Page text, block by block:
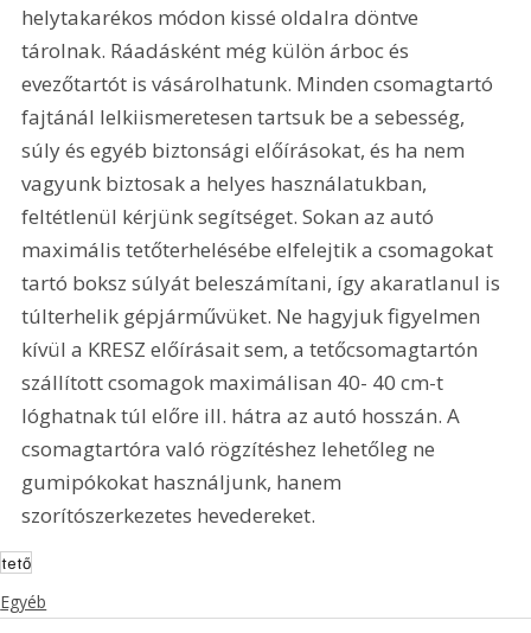
helytakarékos módon kissé oldalra döntve
tárolnak. Ráadásként még külön árboc és
evezőtartót is vásárolhatunk. Minden csomagtartó
fajtánál lelkiismeretesen tartsuk be a sebesség,
súly és egyéb biztonsági előírásokat, és ha nem
vagyunk biztosak a helyes használatukban,
feltétlenül kérjünk segítséget. Sokan az autó
maximális tetőterhelésébe elfelejtik a csomagokat
tartó boksz súlyát beleszámítani, így akaratlanul is
túlterhelik gépjárművüket. Ne hagyjuk figyelmen
kívül a KRESZ előírásait sem, a tetőcsomagtartón
szállított csomagok maximálisan 40- 40 cm-t
lóghatnak túl előre ill. hátra az autó hosszán. A
csomagtartóra való rögzítéshez lehetőleg ne
gumipókokat használjunk, hanem
szorítószerkezetes hevedereket.
tető
Egyéb